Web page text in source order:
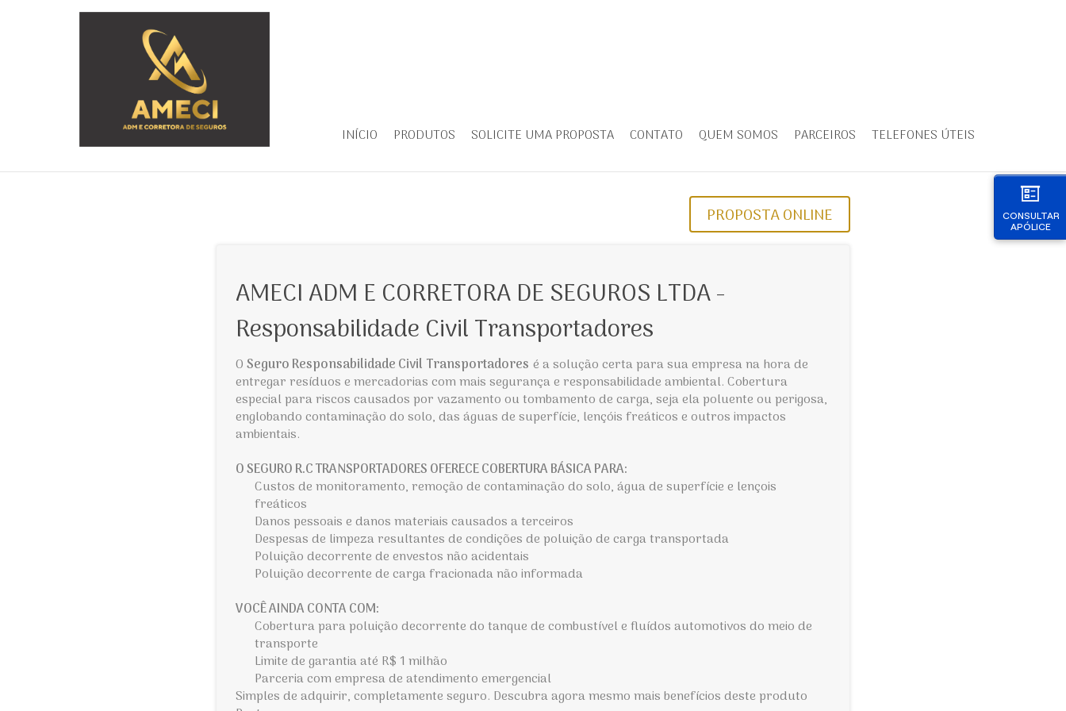
CONSULTAR
APÓLICE
INÍCIO PRODUTOS SOLICITE UMA PROPOSTA CONTATO QUEM SOMOS PARCEIROS TELEFONES ÚTEIS
PROPOSTA ONLINE
AMECI ADM E CORRETORA DE SEGUROS LTDA -
Responsabilidade Civil Transportadores
OSeguro Responsabilidade Civil Transportadores é a solução certa para sua empresa na hora de
entregar resíduos e mercadorias com mais segurança e responsabilidade ambiental. Cobertura
especial para riscos causados por vazamento ou tombamento de carga, seja ela poluente ou perigosa,
englobando contaminação do solo, das águas de superfície, lençóis freáticos e outros impactos
ambientais.
O SEGURO R.C TRANSPORTADORES OFERECE COBERTURA BÁSICA PARA:
Custos de monitoramento, remoção de contaminação do solo, água de superfície e lençois
freáticos
Danos pessoais e danos materiais causados a terceiros
Despesas de limpeza resultantes de condições de poluição de carga transportada
Poluição decorrente de envestos não acidentais
Poluição decorrente de carga fracionada não informada
VOCÊ AINDA CONTA COM:
Cobertura para poluição decorrente do tanque de combustível e fluídos automotivos do meio de
transporte
Limite de garantia até R$ 1 milhão
Parceria com empresa de atendimento emergencial
Simples de adquirir, completamente seguro. Descubra agora mesmo mais benefícios deste produto